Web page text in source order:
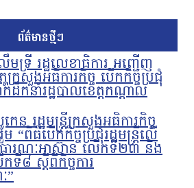
ព័ត៌មានថ្មីៗ
ទ្រី រដ្ឋលេខាធិការ អញ្ជើញ
រសួងអធិការកិច្ច បើកកិច្ចប្រជុំ
ក់ដឹកនាំរដ្ឋបាលខេត្តកណ្តាល
រដ្ឋមន្រ្តីក្រសួងអធិការកិច្ច
“ពិធីបើកកិច្ចប្រជុំរដ្ឋមន្ត្រីលើ
ារណៈអាស៊ាន លើកទី២៣ និង
៨ ស្តីពីកិច្ចការ
”